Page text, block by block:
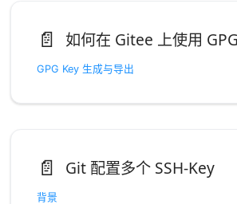
📄️ 如何在 Gitee 上使用
GPG Key 生成与导出
📄️ Git 配置多个 SSH-Key
背景